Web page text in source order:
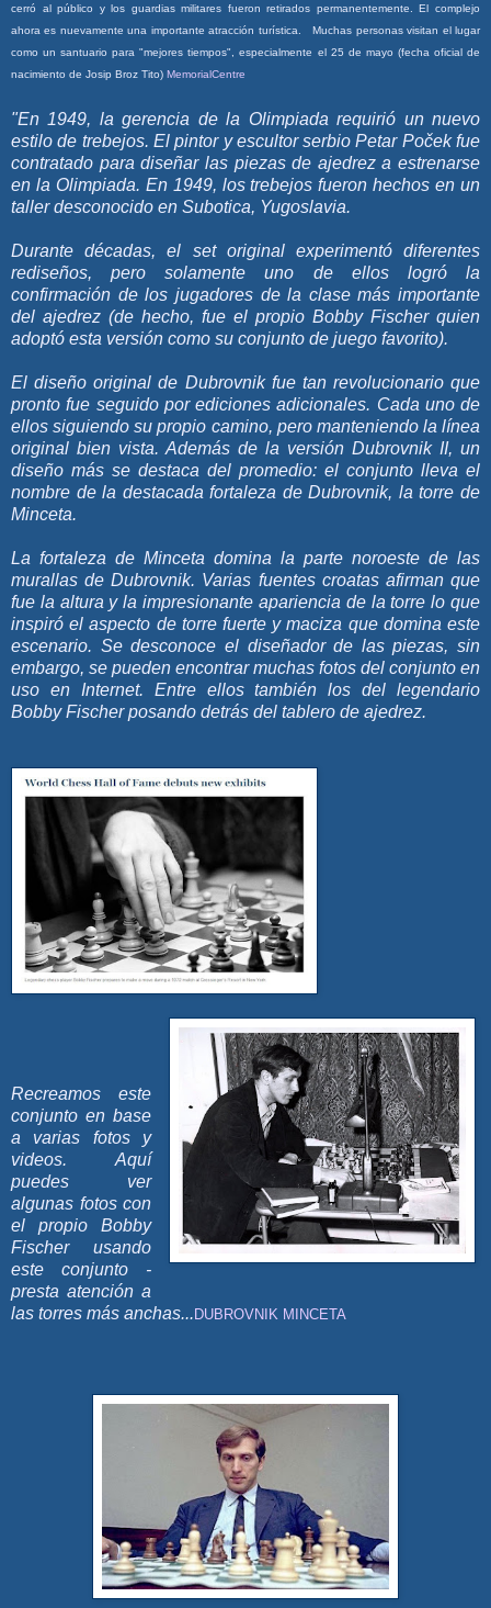
cerró al público y los guardias militares fueron retirados permanentemente. El complejo
ahora es nuevamente una importante atracción turística. Muchas personas visitan el lugar
como un santuario para "mejores tiempos", especialmente el 25 de mayo (fecha oficial de
nacimiento de Josip Broz Tito) MemorialCentre
"En 1949, la gerencia de la Olimpiada requirió un nuevo
estilo de trebejos. El pintor y escultor serbio Petar Poček fue
contratado para diseñar las piezas de ajedrez a estrenarse
en la Olimpiada. En 1949, los trebejos fueron hechos en un
taller desconocido en Subotica, Yugoslavia.
Durante décadas, el set original experimentó diferentes
rediseños, pero solamente uno de ellos logró la
confirmación de los jugadores de la clase más importante
del ajedrez (de hecho, fue el propio Bobby Fischer quien
adoptó esta versión como su conjunto de juego favorito).
El diseño original de Dubrovnik fue tan revolucionario que
pronto fue seguido por ediciones adicionales. Cada uno de
ellos siguiendo su propio camino, pero manteniendo la línea
original bien vista. Además de la versión Dubrovnik II, un
diseño más se destaca del promedio: el conjunto lleva el
nombre de la destacada fortaleza de Dubrovnik, la torre de
Minceta.
La fortaleza de Minceta domina la parte noroeste de las
murallas de Dubrovnik. Varias fuentes croatas afirman que
fue la altura y la impresionante apariencia de la torre lo que
inspiró el aspecto de torre fuerte y maciza que domina este
escenario. Se desconoce el diseñador de las piezas, sin
embargo, se pueden encontrar muchas fotos del conjunto en
uso en Internet. Entre ellos también los del legendario
Bobby Fischer posando detrás del tablero de ajedrez.
Recreamos este
conjunto en base
a varias fotos y
videos. Aquí
puedes ver
algunas fotos con
el propio Bobby
Fischer usando
este conjunto -
presta atención a
las torres más anchas... DUBROVNIK MINCETA